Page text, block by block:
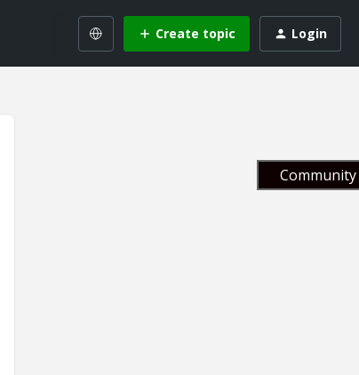
Create topic Login